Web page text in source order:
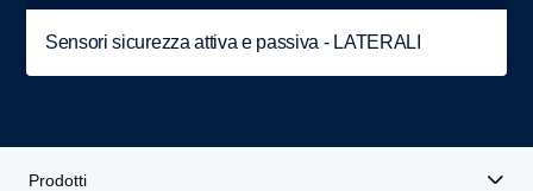
Sensori sicurezza attiva e passiva - LATERALI
Prodotti